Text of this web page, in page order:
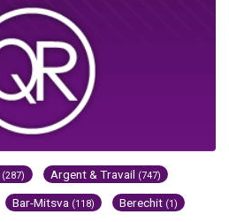
(287) Argent & Travail (747)
Bar-Mitsva (118) Berechit (1)